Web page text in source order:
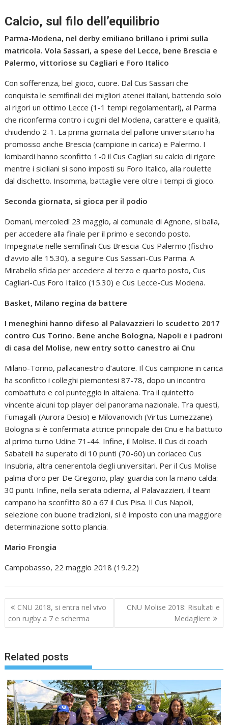
Calcio, sul filo dell’equilibrio
Parma-Modena, nel derby emiliano brillano i primi sulla
matricola. Vola Sassari, a spese del Lecce, bene Brescia e
Palermo, vittoriose su Cagliari e Foro Italico
Con sofferenza, bel gioco, cuore. Dal Cus Sassari che
conquista le semifinali dei migliori atenei italiani, battendo solo
ai rigori un ottimo Lecce (1-1 tempi regolamentari), al Parma
che riconferma contro i cugini del Modena, carattere e qualità,
chiudendo 2-1. La prima giornata del pallone universitario ha
promosso anche Brescia (campione in carica) e Palermo. I
lombardi hanno sconfitto 1-0 il Cus Cagliari su calcio di rigore
mentre i siciliani si sono imposti su Foro Italico, alla roulette
dal dischetto. Insomma, battaglie vere oltre i tempi di gioco.
Seconda giornata, si gioca per il podio
Domani, mercoledì 23 maggio, al comunale di Agnone, si balla,
per accedere alla finale per il primo e secondo posto.
Impegnate nelle semifinali Cus Brescia-Cus Palermo (fischio
d’avvio alle 15.30), a seguire Cus Sassari-Cus Parma. A
Mirabello sfida per accedere al terzo e quarto posto, Cus
Cagliari-Cus Foro Italico (15.30) e Cus Lecce-Cus Modena.
Basket, Milano regina da battere
I meneghini hanno difeso al Palavazzieri lo scudetto 2017
contro Cus Torino. Bene anche Bologna, Napoli e i padroni
di casa del Molise, new entry sotto canestro ai Cnu
Milano-Torino, pallacanestro d’autore. Il Cus campione in carica
ha sconfitto i colleghi piemontesi 87-78, dopo un incontro
combattuto e col punteggio in altalena. Tra il quintetto
vincente alcuni top player del panorama nazionale. Tra questi,
Fumagalli (Aurora Desio) e Milovanovich (Virtus Lumezzane).
Bologna si è confermata attrice principale dei Cnu e ha battuto
al primo turno Udine 71-44. Infine, il Molise. Il Cus di coach
Sabatelli ha superato di 10 punti (70-60) un coriaceo Cus
Insubria, altra cenerentola degli universitari. Per il Cus Molise
palma d’oro per De Gregorio, play-guardia con la mano calda:
30 punti. Infine, nella serata odierna, al Palavazzieri, il team
campano ha sconfitto 80 a 67 il Cus Pisa. Il Cus Napoli,
selezione con buone tradizioni, si è imposto con una maggiore
determinazione sotto plancia.
Mario Frongia
Campobasso, 22 maggio 2018 (19.22)
Navigazione
articoli
CNU 2018, si entra nel vivo
con rugby a 7 e scherma
CNU Molise 2018: Risultati e
Medagliere
Related posts